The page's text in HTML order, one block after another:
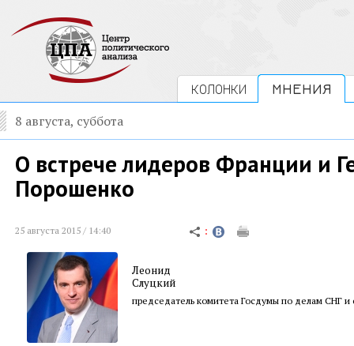
КОЛОНКИ МНЕНИЯ
8 августа, суббота
О встрече лидеров Франции и
Порошенко
25 августа 2015 / 14:40
Леонид
Слуцкий
председатель комитета Госдумы по делам СНГ и